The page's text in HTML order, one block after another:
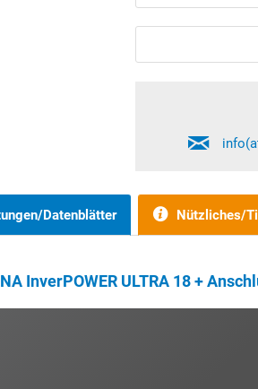
Datenblätter Nützliches/
InverPOWER ULTRA 18 +